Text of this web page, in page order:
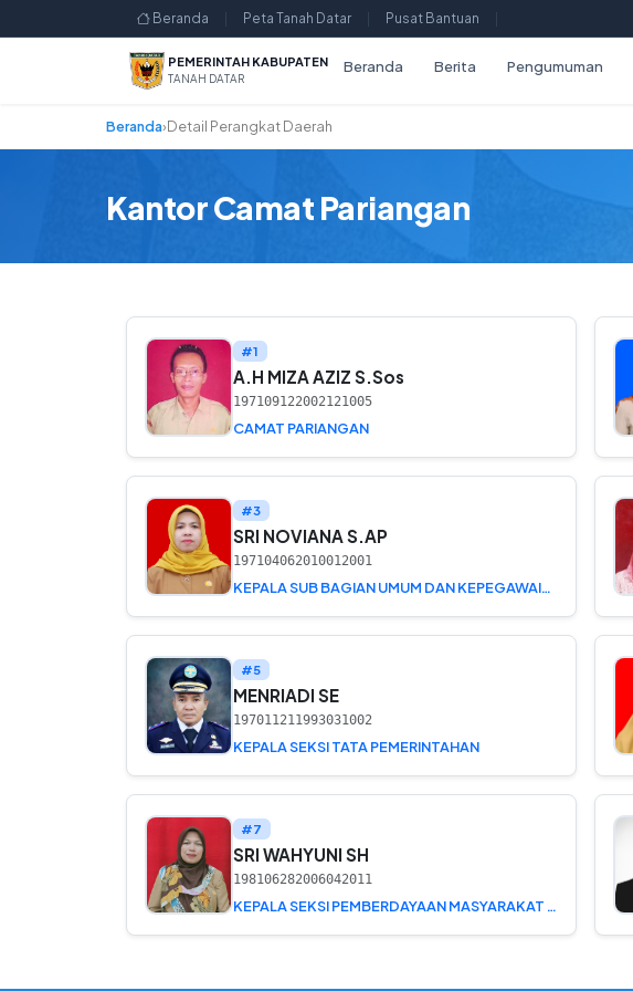
Beranda Peta Tanah Datar Pusat Bantuan
PEMERINTAH KABUPATEN
TANAH DATAR
Beranda Berita Pengumuman
Beranda›Detail Perangkat Daerah
Kantor Camat Pariangan
#1
A.H MIZA AZIZ S.Sos
197109122002121005
CAMAT PARIANGAN
#3
SRI NOVIANA S.AP
197104062010012001
KEPALA SUB BAGIAN UMUM DAN KEPEGAWAIAN
#5
MENRIADI SE
197011211993031002
KEPALA SEKSI TATA PEMERINTAHAN
#7
SRI WAHYUNI SH
198106282006042011
KEPALA SEKSI PEMBERDAYAAN MASYARAKAT DAN DESA